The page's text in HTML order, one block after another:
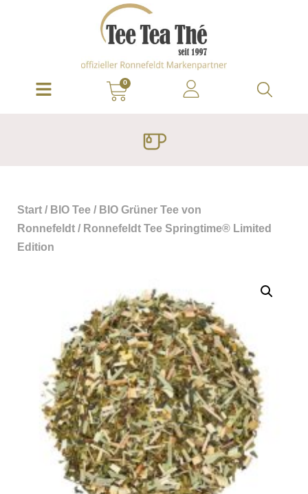
0
Start / BIO Tee / BIO Grüner Tee von
Ronnefeldt / Ronnefeldt Tee Springtime® Limited
Edition